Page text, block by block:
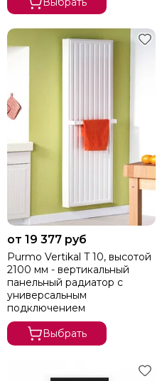
от 19 377 руб
Purmo Vertikal T 10, высотой
2100 мм - вертикальный
панельный радиатор с
универсальным
подключением
Выбрать